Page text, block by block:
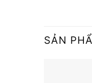
SẢN